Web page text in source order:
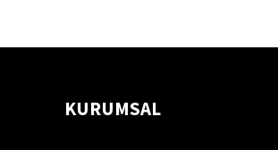
KURUMSAL